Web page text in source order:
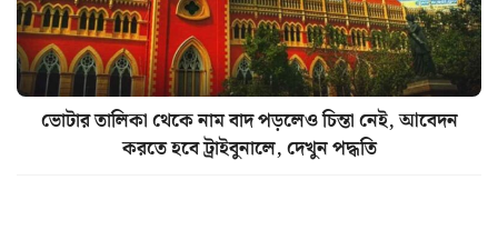
ভোটার তালিকা থেকে নাম বাদ পড়লেও চিন্তা নেই, আবেদন
করতে হবে ট্রাইবুনালে, দেখুন পদ্ধতি